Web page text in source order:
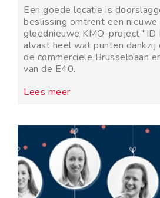
Een goede locatie is
beslissing omtrent een
gloednieuwe KMO-project "ID
alvast heel wat punten dankzij
de commerciële Brusselbaan
van de E40.
Lees meer